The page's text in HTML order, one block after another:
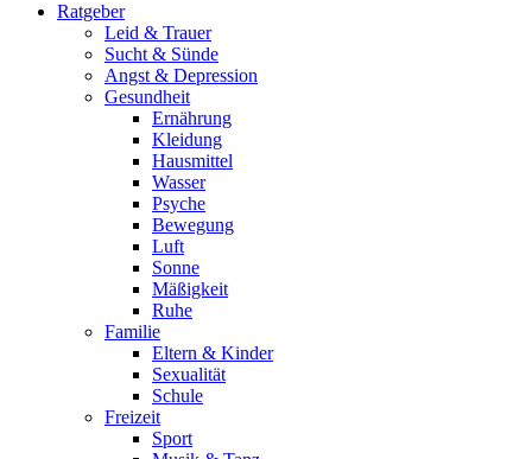
Ratgeber
Leid & Trauer
Sucht & Sünde
Angst & Depression
Gesundheit
Ernährung
Kleidung
Hausmittel
Wasser
Psyche
Bewegung
Luft
Sonne
Mäßigkeit
Ruhe
Familie
Eltern & Kinder
Sexualität
Schule
Freizeit
Sport